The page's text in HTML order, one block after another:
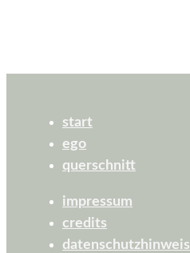
start
ego
querschnitt
impressum
credits
datenschutzhinweis